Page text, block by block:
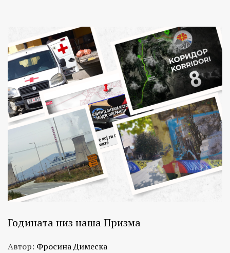
Годината низ наша Призма
Автор: Фросина Димеска